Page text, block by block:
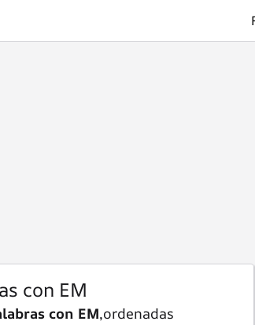
con EM
con EM,ordenadas